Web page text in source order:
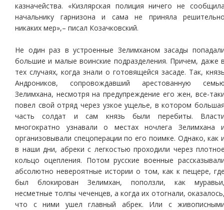
казначейства. «Кизлярская полиция ничего не
начальнику гарнизона и сама не приняла
никаких мер»,– писал Козачковский.
Не один раз в устроенные Зелимханом засады
большие и малые воинские подразделения. Причем, даже
тех случаях, когда знали о готовящейся засаде. Так,
Андроников, сопровождавший арестованную
Зелимхана, несмотря на предупреждение его жен, все-
повел свой отряд через узкое ущелье, в котором
часть солдат и сам князь были перебиты.
многократно узнавали о местах ночлега Зелимхана
организовывали спецоперации по его поимке. Однако, как
в наши дни, абреки с легкостью проходили через
кольцо оцепления. Потом русские военные
абсолютно невероятные истории о том, как к пещере,
был блокирован Зелимхан, поползли, как
несметные толпы чеченцев, а когда их отогнали,
что с ними ушел главный абрек. Или с